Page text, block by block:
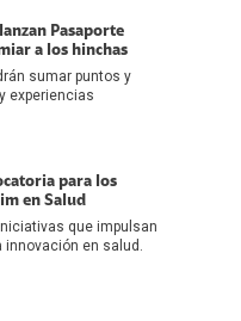
Pasaporte
a los hinchas
sumar puntos y
experiencias
para los
en Salud
que impulsan
innovación en salud.